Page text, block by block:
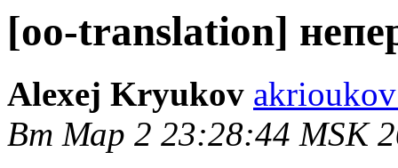
[oo-translation]
Alexej Kryukov
Вт Мар 2 23:28:44 MSK